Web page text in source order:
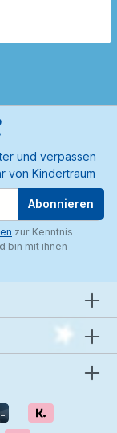
und verpassen
von Kindertraum
Abonnieren
zur Kenntnis
bin mit ihnen